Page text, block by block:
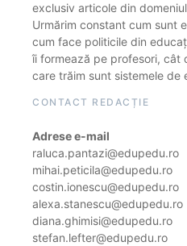
exclusiv articole din
Urmărim constant cum sunt
cum face politicile din
îi formează pe profesori, cât
care trăim sunt sistemele de
CONTACT REDACȚIE
Adrese e-mail
raluca.pantazi@edupedu.ro
mihai.peticila@edupedu.ro
costin.ionescu@edupedu.ro
alexa.stanescu@edupedu.ro
diana.ghimisi@edupedu.ro
stefan.lefter@edupedu.ro